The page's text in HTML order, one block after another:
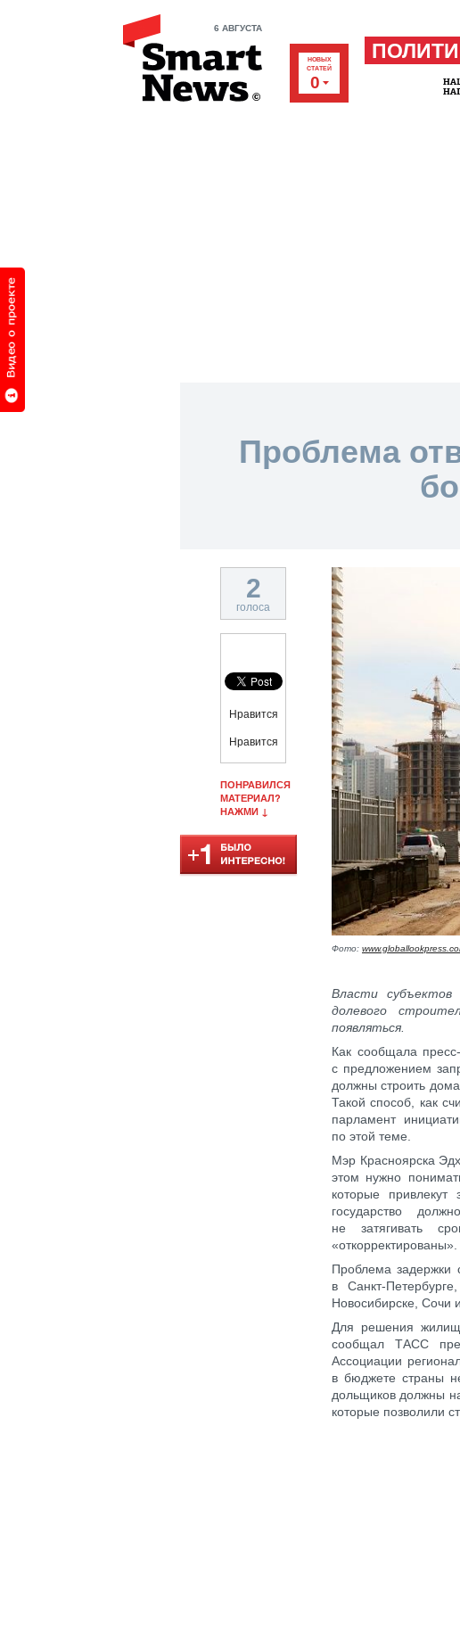
6 АВГУСТА
НОВЫХ
СТАТЕЙ
0
Проблема
2
голоса
Нравится
Нравится
ПОНРАВИЛСЯ
МАТЕРИАЛ?
НАЖМИ ↓
Фото:
Власти
долевого
появляться.
Как сообщала
с предложением
должны строить
Такой способ, как
парламент
по этой теме.
Мэр Красноярска
этом нужно
которые
государство
не затягивать
«откорректированы».
Проблема задержки
в Санкт-
Новосибирске, Сочи
Для решения
сообщал ТАСС
Ассоциации
в бюджете страны
дольщиков должны
которые позволили